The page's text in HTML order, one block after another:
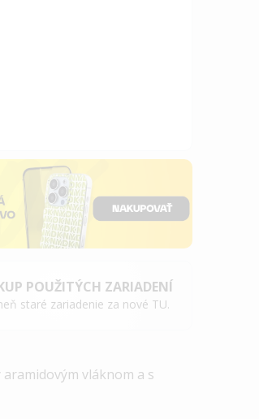
POUŽITÝCH ZARIADENÍ
staré zariadenie za nové TU.
vláknom a s